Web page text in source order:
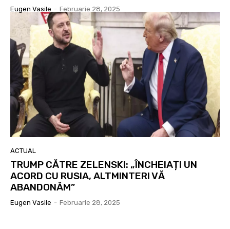
Eugen Vasile - Februarie 28, 2025
ACTUAL
TRUMP CĂTRE ZELENSKI: „ÎNCHEIAȚI UN
ACORD CU RUSIA, ALTMINTERI VĂ
ABANDONĂM”
Eugen Vasile - Februarie 28, 2025